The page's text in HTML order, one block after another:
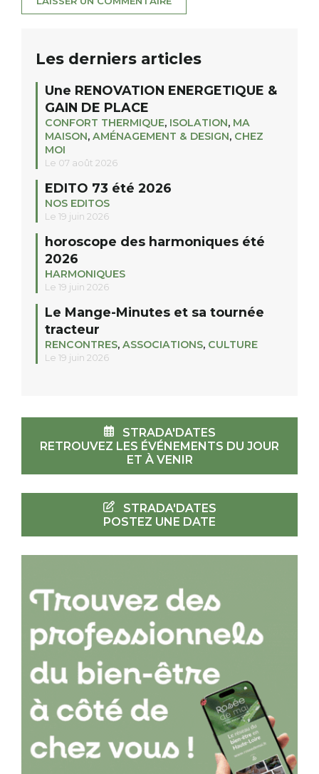
Les derniers articles
Une RENOVATION ENERGETIQUE &
GAIN DE PLACE
CONFORT THERMIQUE, ISOLATION, MA
MAISON, AMÉNAGEMENT & DESIGN, CHEZ
MOI
Le 07 août 2026
EDITO 73 été 2026
NOS EDITOS
Le 19 juin 2026
horoscope des harmoniques été
2026
HARMONIQUES
Le 19 juin 2026
Le Mange-Minutes et sa tournée
tracteur
RENCONTRES, ASSOCIATIONS, CULTURE
Le 19 juin 2026
STRADA'DATES
RETROUVEZ LES ÉVÉNEMENTS DU JOUR
ET À VENIR
STRADA'DATES
POSTEZ UNE DATE